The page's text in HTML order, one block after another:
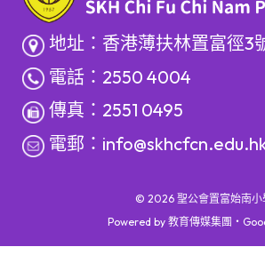
地址：香港薄扶林置富徑3
電話：2550 4004
傳真：2551 0495
電郵：
© 2026 聖公會置富始南小
Powered by 教育傳媒集團 ‧